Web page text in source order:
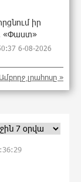
իր
«Փաստ»
6-08-2026
6-08-2026
կարող
լրահոսը »